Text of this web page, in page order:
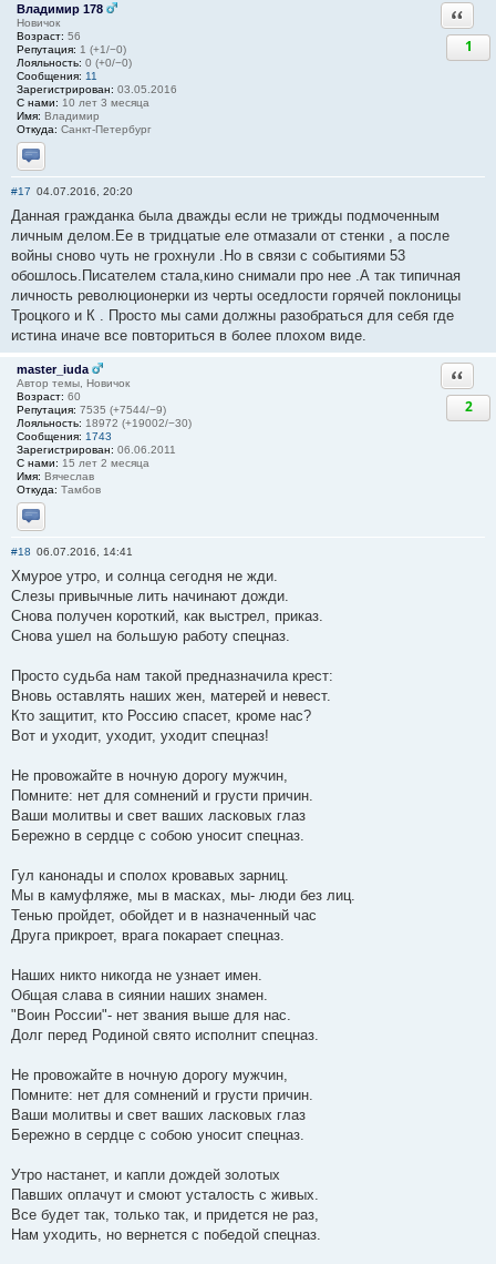
Владимир 178
Новичок
Возраст: 56
Репутация: 1 (+1/−0)
Лояльность: 0 (+0/−0)
Сообщения: 11
Зарегистрирован: 03.05.2016
С нами: 10 лет 3 месяца
Имя: Владимир
Откуда: Санкт-Петербург
Отправить личное сообщение
1
#17 04.07.2016, 20:20
Данная гражданка была дважды если не трижды подмоченным
личным делом.Ее в тридцатые еле отмазали от стенки , а после
войны сново чуть не грохнули .Но в связи с событиями 53
обошлось.Писателем стала,кино снимали про нее .А так типичная
личность революционерки из черты оседлости горячей поклоницы
Троцкого и К . Просто мы сами должны разобраться для себя где
истина иначе все повториться в более плохом виде.
master_iuda
Автор темы, Новичок
Возраст: 60
Репутация: 7535 (+7544/−9)
Лояльность: 18972 (+19002/−30)
Сообщения: 1743
Зарегистрирован: 06.06.2011
С нами: 15 лет 2 месяца
Имя: Вячеслав
Откуда: Тамбов
Отправить личное сообщение
2
#18 06.07.2016, 14:41
Хмурое утро, и солнца сегодня не жди.
Слезы привычные лить начинают дожди.
Снова получен короткий, как выстрел, приказ.
Снова ушел на большую работу спецназ.
Просто судьба нам такой предназначила крест:
Вновь оставлять наших жен, матерей и невест.
Кто защитит, кто Россию спасет, кроме нас?
Вот и уходит, уходит, уходит спецназ!
Не провожайте в ночную дорогу мужчин,
Помните: нет для сомнений и грусти причин.
Ваши молитвы и свет ваших ласковых глаз
Бережно в сердце с собою уносит спецназ.
Гул канонады и сполох кровавых зарниц.
Мы в камуфляже, мы в масках, мы- люди без лиц.
Тенью пройдет, обойдет и в назначенный час
Друга прикроет, врага покарает спецназ.
Наших никто никогда не узнает имен.
Общая слава в сиянии наших знамен.
"Воин России"- нет звания выше для нас.
Долг перед Родиной свято исполнит спецназ.
Не провожайте в ночную дорогу мужчин,
Помните: нет для сомнений и грусти причин.
Ваши молитвы и свет ваших ласковых глаз
Бережно в сердце с собою уносит спецназ.
Утро настанет, и капли дождей золотых
Павших оплачут и смоют усталость с живых.
Все будет так, только так, и придется не раз,
Нам уходить, но вернется с победой спецназ.